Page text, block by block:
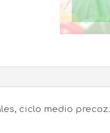
ciclo medio precoz.